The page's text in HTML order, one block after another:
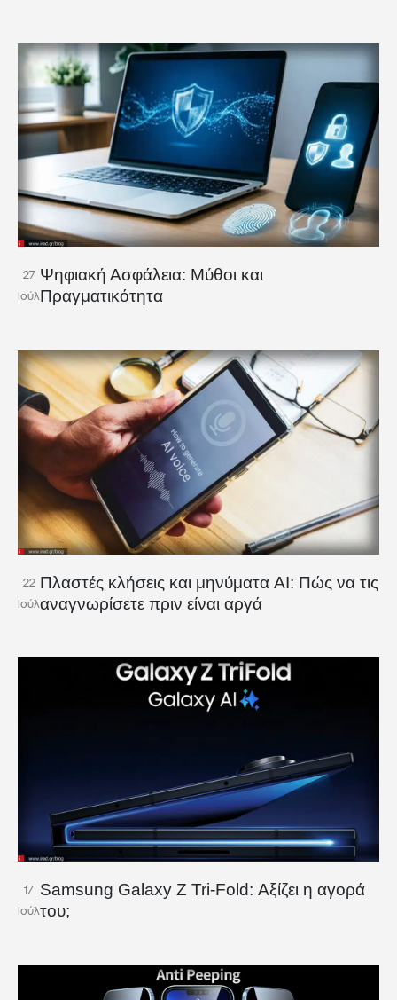
27
Ιούλ
Ψηφιακή Ασφάλεια: Μύθοι και
Πραγματικότητα
22
Ιούλ
Πλαστές κλήσεις και μηνύματα AI: Πώς να τις
αναγνωρίσετε πριν είναι αργά
17
Ιούλ
Samsung Galaxy Z Tri-Fold: Αξίζει η αγορά
του;